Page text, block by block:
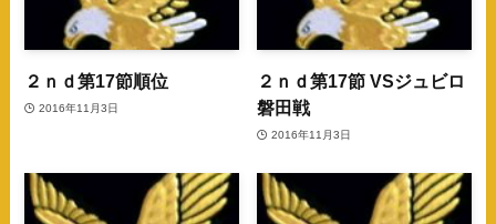
２ｎｄ第17節順位
2016年11月3日
２ｎｄ第17節 VSジュビロ
磐田戦
2016年11月3日